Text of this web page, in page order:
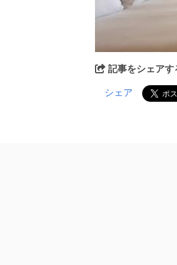
記事をシェアす
シェア